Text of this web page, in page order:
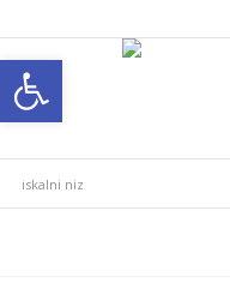
Open toolbar